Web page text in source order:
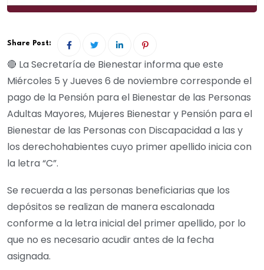
Share Post:
🔴 La Secretaría de Bienestar informa que este
Miércoles 5 y Jueves 6 de noviembre corresponde el
pago de la Pensión para el Bienestar de las Personas
Adultas Mayores, Mujeres Bienestar y Pensión para el
Bienestar de las Personas con Discapacidad a las y
los derechohabientes cuyo primer apellido inicia con
la letra “C”.
Se recuerda a las personas beneficiarias que los
depósitos se realizan de manera escalonada
conforme a la letra inicial del primer apellido, por lo
que no es necesario acudir antes de la fecha
asignada.